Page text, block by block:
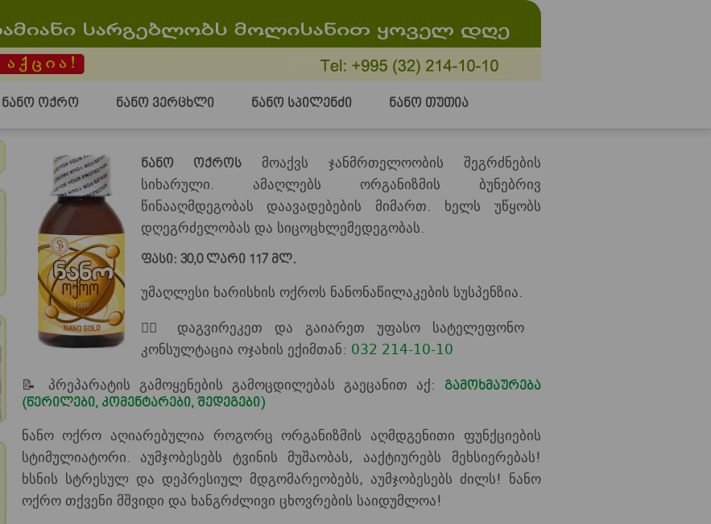
ნანო ოქრო ნანო ვერცხლი ნანო სპილენძი ნანო თუთია
ნანო ოქროსმოაქვს ჯანმრთელოობის შეგრძნების
სიხარული. ამაღლებს ორგანიზმის ბუნებრივ
წინააღმდეგობას დაავადებების მიმართ. ხელს უწყობს
დღეგრძელობას და სიცოცხლემედეგობას.
ფასი: 30,0 ლარი 117 მლ.
უმაღლესი ხარისხის ოქროს ნანონაწილაკების სუსპენზია.
👩‍⚕️ დაგვირეკეთ და გაიარეთ უფასო სატელეფონო
კონსულტაცია ოჯახის ექიმთან: 032 214-10-10
📝 პრეპარატის გამოყენების გამოცდილებას გაეცანით აქ:
გამოხმაურება
(წერილები, კომენტარები, შედეგები)
ნანო ოქრო აღიარებულია როგორც ორგანიზმის აღმდგენითი ფუნქციების
სტიმულიატორი. აუმჯობესებს ტვინის მუშაობას, ააქტიურებს მეხსიერებას!
ხსნის სტრესულ და დეპრესიულ მდგომარეობებს, აუმჯობესებს ძილს! ნანო
ოქრო თქვენი მშვიდი და ხანგრძლივი ცხოვრების საიდუმლოა!